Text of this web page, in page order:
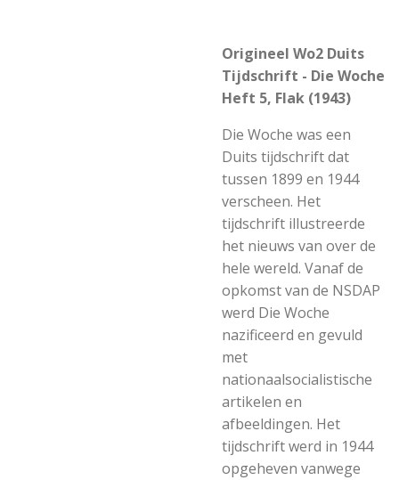
Origineel Wo2 Duits
Tijdschrift - Die Woche
Heft 5, Flak (1943)
Die Woche was een
Duits tijdschrift dat
tussen 1899 en 1944
verscheen. Het
tijdschrift illustreerde
het nieuws van over de
hele wereld. Vanaf de
opkomst van de NSDAP
werd Die Woche
nazificeerd en gevuld
met
nationaalsocialistische
artikelen en
afbeeldingen. Het
tijdschrift werd in 1944
opgeheven vanwege